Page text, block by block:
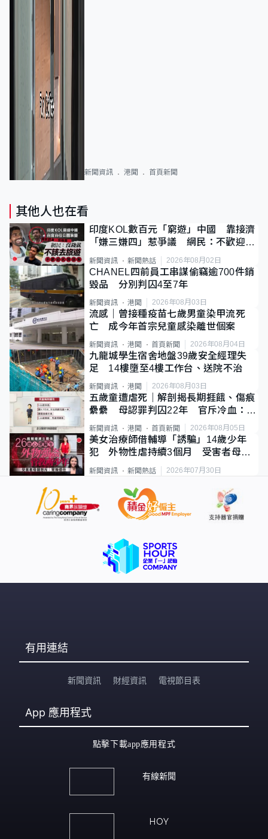
新聞資訊 港聞 首頁新聞
其他人也在看
印度KOL數百元「窮遊」中國 靠接濟
「嫌三嫌四」惹爭議 網民：不歡迎劣
質旅客
新聞資訊 新聞熱話 2026年08月02日
CHANEL四前員工串謀偷竊逾700件銷
毀品 分別判囚4至7年
新聞資訊 港聞 2026年08月03日
流感｜曾接種疫苗七歲男童染甲流死
亡 成今年首宗兒童感染離世個案
新聞資訊 港聞 首頁新聞 2026年08月04日
九龍城學生宿舍地盤39歲安全經理失
足 14樓墮至4樓工作台、送院不治
新聞資訊 港聞 2026年08月03日
五歲童遭虐死｜解剖揭長期捱餓、傷痕
纍纍 母認罪判囚22年 官斥冷血：同
類案最惡劣
新聞資訊 港聞 首頁新聞 2026年08月05日
美女治療師借輔導「誘騙」14歲少年
犯 外物性虐持續3個月 受害者母：
要保護其他人
新聞資訊 新聞熱話 2026年07月30日
有用連結
新聞資訊 財經資訊 電視節目表
App 應用程式
點擊下載app應用程式
有線新聞
HOY